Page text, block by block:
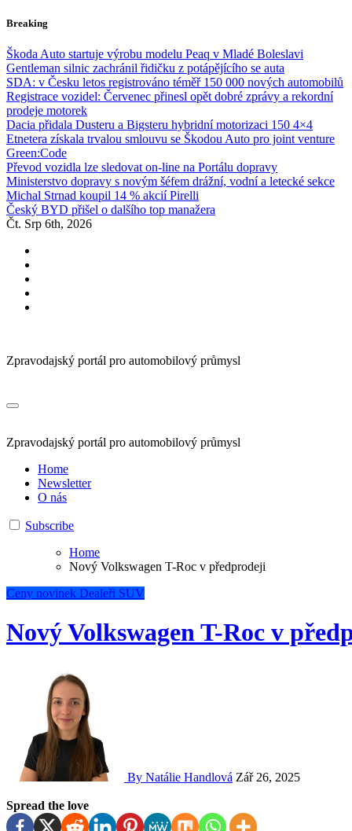
Skip
content
Breaking
Škoda Auto startuje výrobu modelu Peaq v Mladé Boleslavi
Gentleman silnic zachránil řidičku z potápějícího se auta
SDA: v Česku letos registrováno téměř 150 000 nových automobilů
Registrace vozidel: Červenec přinesl opět dobré zprávy a rekordní
prodeje motorek
Dacia přidala Dusteru a Bigsteru hybridní motorizaci 150 4×4
Etnetera získala trvalou smlouvu se Škodou Auto pro joint venture
Green:Code
Převod vozidla lze sledovat on-line na Portálu dopravy
Ministerstvo dopravy s novým šéfem drážní, vodní a letecké sekce
Michal Strnad koupil 14 % akcií Pirelli
Český BYD přišel o dalšího top manažera
Čt. Srp 6th, 2026
Zpravodajský portál pro automobilový průmysl
Zpravodajský portál pro automobilový průmysl
Home
Newsletter
O nás
Subscribe
Home
Nový Volkswagen T-Roc v předprodeji
Ceny novinek Dealeři SUV
Nový Volkswagen T-Roc v
By Natálie Handlová Zář 26, 2025
Spread the love